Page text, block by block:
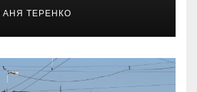
АНЯ ТЕРЕНКО